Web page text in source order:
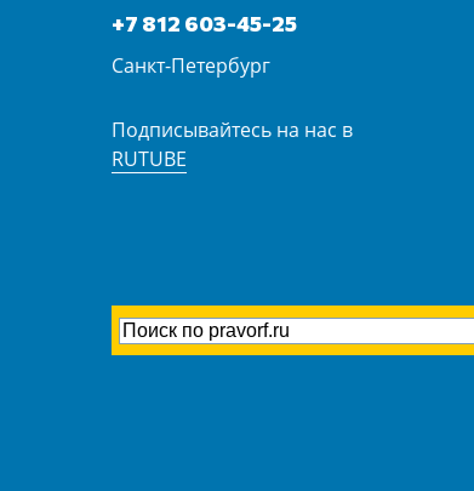
+7 812 603-45-25
Санкт-Петербург
Подписывайтесь на нас в
RUTUBE